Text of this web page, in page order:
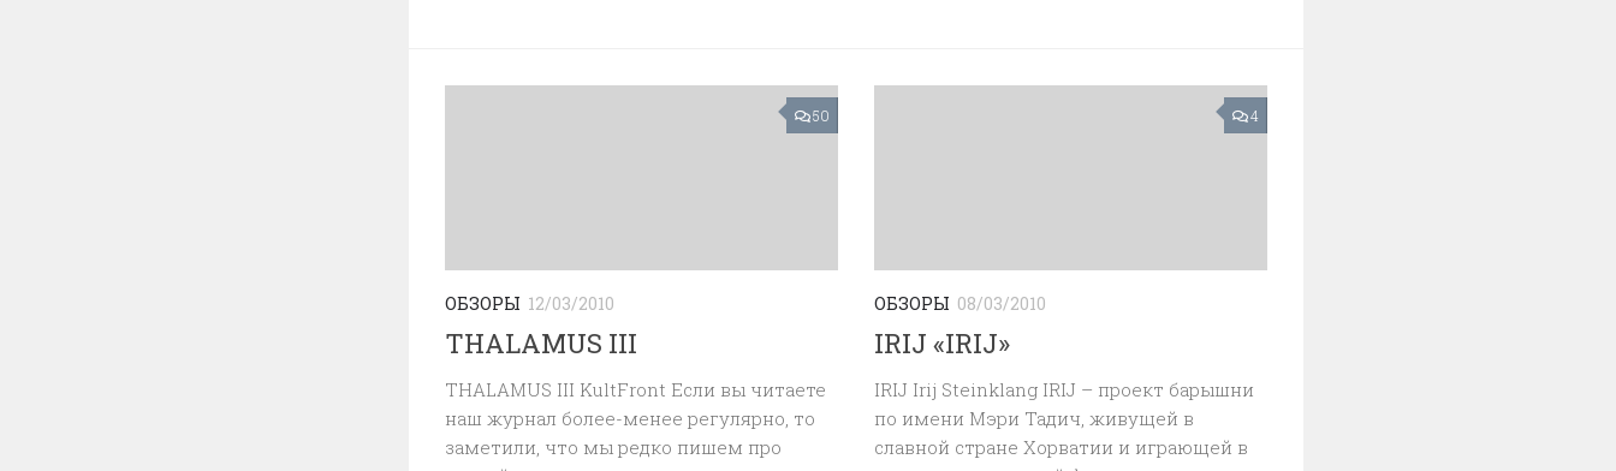
50
ОБЗОРЫ 12/03/2010
THALAMUS III
THALAMUS III KultFront Если вы читаете
наш журнал более-менее регулярно, то
заметили, что мы редко пишем про
4
ОБЗОРЫ 08/03/2010
IRIJ «IRIJ»
IRIJ Irij Steinklang IRIJ – проект барышни
по имени Мэри Тадич, живущей в
славной стране Хорватии и играющей в